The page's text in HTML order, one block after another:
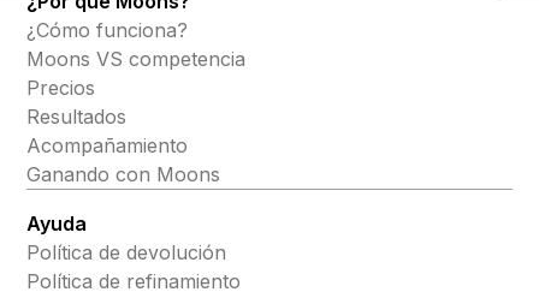
¿Cómo funciona?
Moons VS competencia
Precios
Resultados
Acompañamiento
Ganando con Moons
Ayuda
Política de devolución
Política de refinamiento